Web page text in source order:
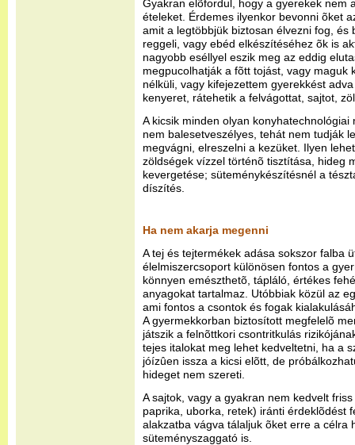
Gyakran elõfordul, hogy a gyerekek nem
ételeket. Érdemes ilyenkor bevonni õket
amit a legtöbbjük biztosan élvezni fog, és
reggeli, vagy ebéd elkészítéséhez õk is
nagyobb eséllyel eszik meg az eddig
megpucolhatják a fõtt tojást, vagy maguk
nélküli, vagy kifejezettem gyerekkést
kenyeret, rátehetik a felvágottat, sajtot,
A kicsik minden olyan
nem balesetveszélyes, tehát nem tudják
megvágni, elreszelni a kezüket. Ilyen
zöldségek vízzel történõ tisztítása, hideg
kevergetése; süteménykészítésnél a
díszítés.
Ha nem akarja megenni
A tej és tejtermékek adása sokszor falba
élelmiszercsoport különösen fontos a
könnyen emészthetõ, tápláló, értékes
anyagokat tartalmaz. Utóbbiak közül az
ami fontos a csontok és fogak
A gyermekkorban biztosított megfelelõ
játszik a felnõttkori csontritkulás
tejes italokat meg lehet kedveltetni, ha a
jóízûen issza a kicsi elõtt, de
hideget nem szereti.
A sajtok, vagy a gyakran nem kedvelt
paprika, uborka, retek) iránti érdeklõdést
alakzatba vágva tálaljuk õket erre a célra
süteményszaggató is.